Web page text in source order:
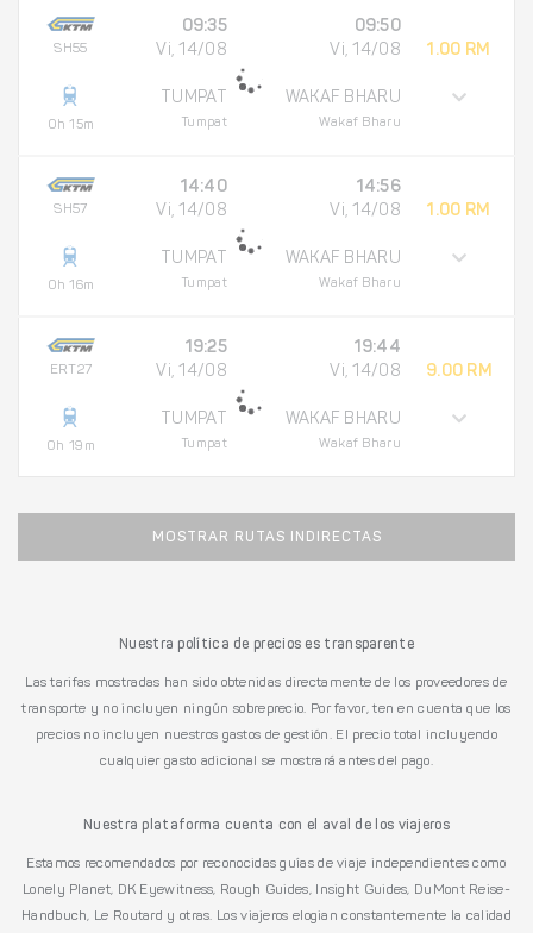
SH55
0h 15m
09:35
Vi, 14/08
TUMPAT
Tumpat
09:50
Vi, 14/08
WAKAF BHARU
Wakaf Bharu
1.00 RM
SH57
0h 16m
14:40
Vi, 14/08
TUMPAT
Tumpat
14:56
Vi, 14/08
WAKAF BHARU
Wakaf Bharu
1.00 RM
ERT27
0h 19m
19:25
Vi, 14/08
TUMPAT
Tumpat
19:44
Vi, 14/08
WAKAF BHARU
Wakaf Bharu
9.00 RM
MOSTRAR RUTAS INDIRECTAS
Nuestra política de precios es transparente
Las tarifas mostradas han sido obtenidas directamente de los proveedores de
transporte y no incluyen ningún sobreprecio. Por favor, ten en cuenta que los
precios no incluyen nuestros gastos de gestión. El precio total incluyendo
cualquier gasto adicional se mostrará antes del pago.
Nuestra plataforma cuenta con el aval de los viajeros
Estamos recomendados por reconocidas guías de viaje independientes como
Lonely Planet, DK Eyewitness, Rough Guides, Insight Guides, DuMont Reise-
Handbuch, Le Routard y otras. Los viajeros elogian constantemente la calidad